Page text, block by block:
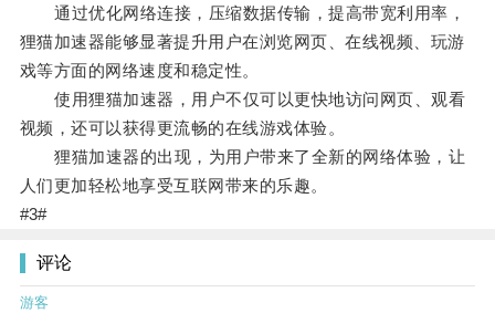
通过优化网络连接，压缩数据传输，提高带宽利用率，
狸猫加速器能够显著提升用户在浏览网页、在线视频、玩游
戏等方面的网络速度和稳定性。
使用狸猫加速器，用户不仅可以更快地访问网页、观看
视频，还可以获得更流畅的在线游戏体验。
狸猫加速器的出现，为用户带来了全新的网络体验，让
人们更加轻松地享受互联网带来的乐趣。
#3#
评论
游客